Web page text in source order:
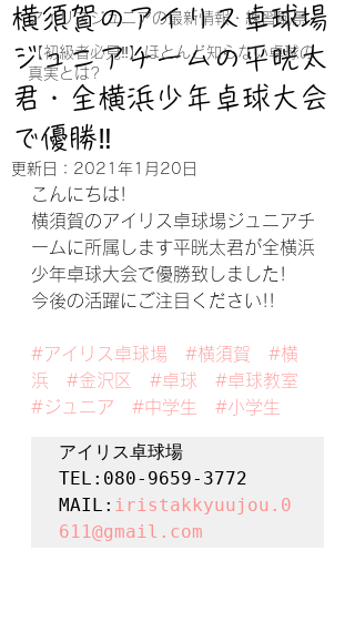
アイリスジュニアの最新情報・練習風景
【初級者必見‼】ほとんど知らない卓球の
真実とは?
横須賀のアイリス卓球場
ジュニアチームの平晄太
君・全横浜少年卓球大会
で優勝‼
更新日： 2021年1月20日
こんにちは!
横須賀のアイリス卓球場ジュニアチ
ームに所属します平晄太君が全横浜
少年卓球大会で優勝致しました!
今後の活躍にご注目ください!!
#アイリス卓球場 #横須賀
#横
浜
#金沢区 #卓球
#卓球教室
#ジュニア
#中学生 #小学生
アイリス卓球場
TEL:080-9659-3772
MAIL: iristakkyuujou.0
611@gmail.com